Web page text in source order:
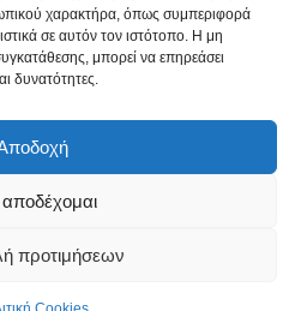
χαρακτήρα, όπως συμπεριφορά
σε αυτόν τον ιστότοπο. Η μη
μπορεί να επηρεάσει
δυνατότητες.
προτιμήσεων
822